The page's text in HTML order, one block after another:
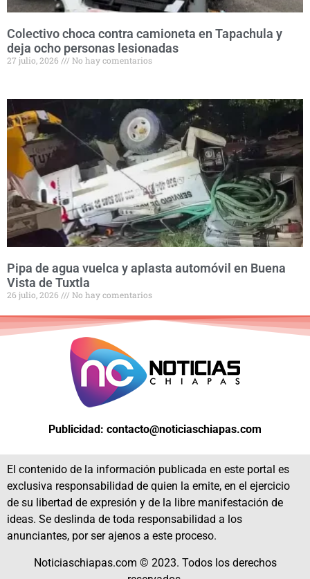
Colectivo choca contra camioneta en Tapachula y
deja ocho personas lesionadas
27 julio, 2026 No hay comentarios
Pipa de agua vuelca y aplasta automóvil en Buena
Vista de Tuxtla
26 julio, 2026 No hay comentarios
Publicidad: contacto@noticiaschiapas.com
El contenido de la información publicada en este portal es
exclusiva responsabilidad de quien la emite, en el ejercicio
de su libertad de expresión y de la libre manifestación de
ideas. Se deslinda de toda responsabilidad a los
anunciantes, por ser ajenos a este proceso.
Noticiaschiapas.com © 2023. Todos los derechos